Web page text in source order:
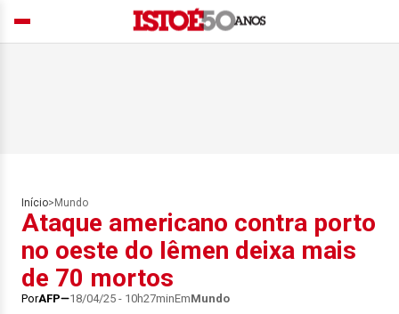
Início> Mundo
Ataque americano contra porto
no oeste do Iêmen deixa mais
de 70 mortos
PorAFP 18/04/25 - 10h27minEmMundo